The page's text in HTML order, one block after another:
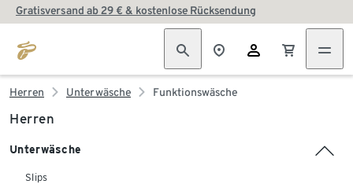
Gratisversand ab 29 € & kostenlose Rücksendung
Herren Unterwäsche Funktionswäsche
Herren
Unterwäsche
Slips